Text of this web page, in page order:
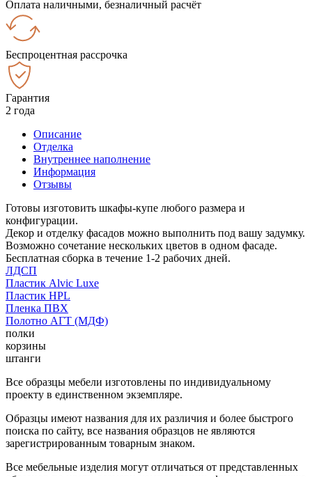
Оплата наличными, безналичный расчёт
Беспроцентная рассрочка
Гарантия
2 года
Описание
Отделка
Внутреннее наполнение
Информация
Отзывы
Готовы изготовить шкафы-купе любого размера и
конфигурации.
Декор и отделку фасадов можно выполнить под вашу задумку.
Возможно сочетание нескольких цветов в одном фасаде.
Бесплатная сборка в течение 1-2 рабочих дней.
ЛДСП
Пластик Alvic Luxe
Пластик HPL
Пленка ПВХ
Полотно АГТ (МДФ)
полки
корзины
штанги
Все образцы мебели изготовлены по индивидуальному
проекту в единственном экземпляре.
Образцы имеют названия для их различия и более быстрого
поиска по сайту, все названия образцов не являются
зарегистрированным товарным знаком.
Все мебельные изделия могут отличаться от представленных